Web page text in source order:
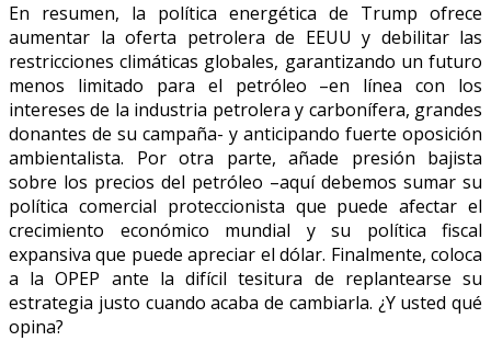
En resumen, la política energética de Trump ofrece
aumentar la oferta petrolera de EEUU y debilitar las
restricciones climáticas globales, garantizando un futuro
menos limitado para el petróleo –en línea con los
intereses de la industria petrolera y carbonífera, grandes
donantes de su campaña- y anticipando fuerte oposición
ambientalista. Por otra parte, añade presión bajista
sobre los precios del petróleo –aquí debemos sumar su
política comercial proteccionista que puede afectar el
crecimiento económico mundial y su política fiscal
expansiva que puede apreciar el dólar. Finalmente, coloca
a la OPEP ante la difícil tesitura de replantearse su
estrategia justo cuando acaba de cambiarla. ¿Y usted qué
opina?